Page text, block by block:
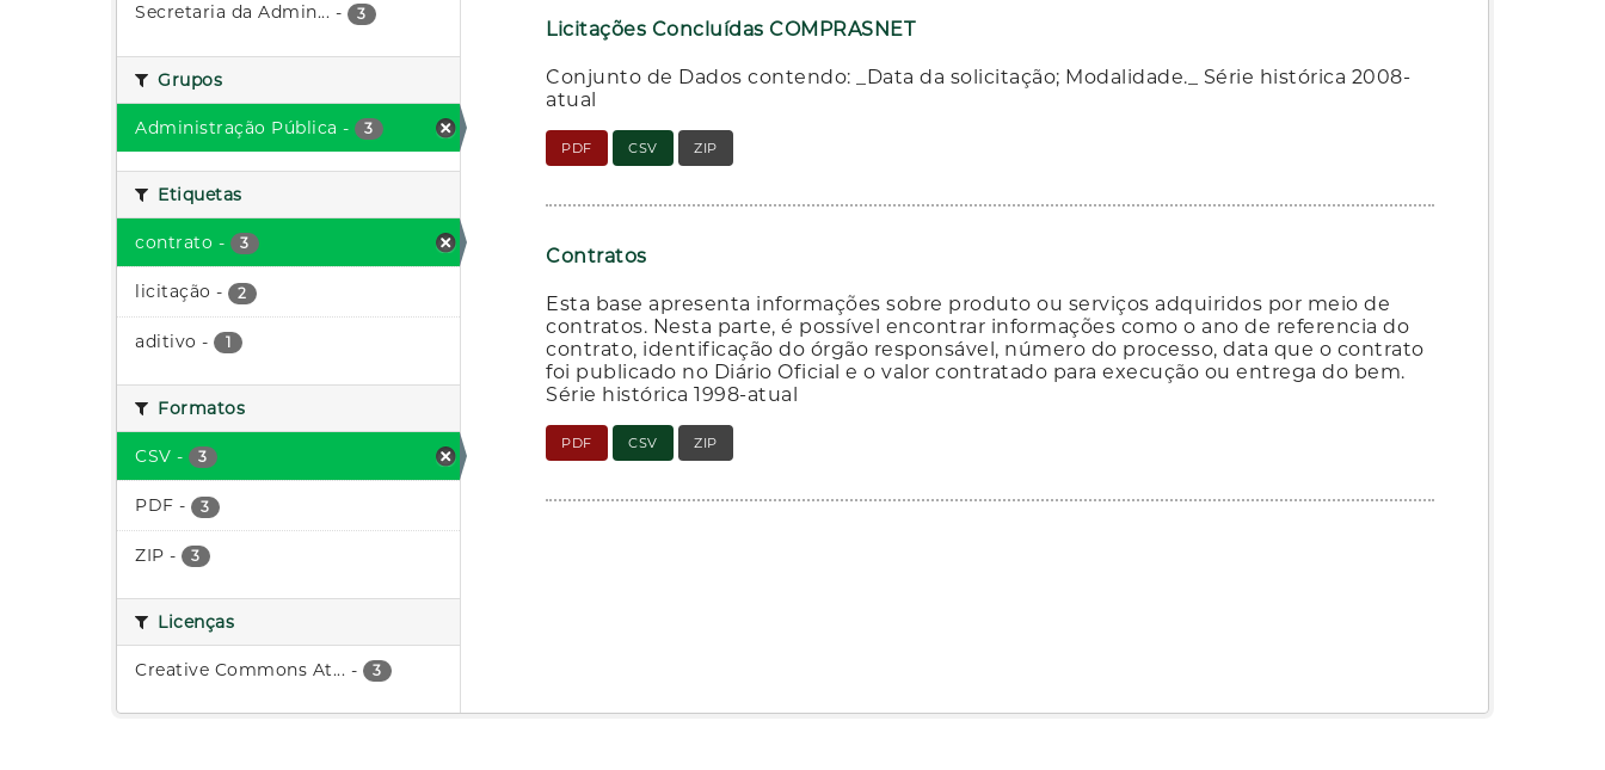
Secretaria da Admin... - 3
Grupos
Administração Pública - 3
Etiquetas
contrato - 3
licitação - 2
aditivo - 1
Formatos
CSV - 3
PDF - 3
ZIP - 3
Licenças
Creative Commons At... - 3
Licitações Concluídas COMPRASNET
Conjunto de Dados contendo: _Data da solicitação; Modalidade._ Série histórica 2008-
atual
PDF CSV ZIP
Contratos
Esta base apresenta informações sobre produto ou serviços adquiridos por meio de
contratos. Nesta parte, é possível encontrar informações como o ano de referencia do
contrato, identificação do órgão responsável, número do processo, data que o contrato
foi publicado no Diário Oficial e o valor contratado para execução ou entrega do bem.
Série histórica 1998-atual
PDF CSV ZIP